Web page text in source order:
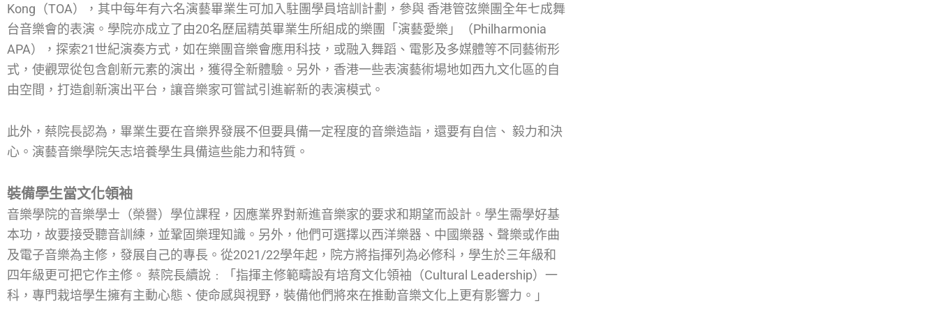
Kong（TOA），其中每年有六名演藝畢業生可加入駐團學員培訓計劃，參與 香港管弦樂團全年七成舞
台音樂會的表演。學院亦成立了由20名歷屆精英畢業生所組成的樂團「演藝愛樂」（Philharmonia
APA），探索21世紀演奏方式，如在樂團音樂會應用科技，或融入舞蹈、電影及多媒體等不同藝術形
式，使觀眾從包含創新元素的演出，獲得全新體驗。另外，香港一些表演藝術場地如西九文化區的自
由空間，打造創新演出平台，讓音樂家可嘗試引進嶄新的表演模式。
此外，蔡院長認為，畢業生要在音樂界發展不但要具備一定程度的音樂造詣，還要有自信、 毅力和決
心。演藝音樂學院矢志培養學生具備這些能力和特質。
裝備學生當文化領袖
音樂學院的音樂學士（榮譽）學位課程，因應業界對新進音樂家的要求和期望而設計。學生需學好基
本功，故要接受聽音訓練，並鞏固樂理知識。另外，他們可選擇以西洋樂器、中國樂器、聲樂或作曲
及電子音樂為主修，發展自己的專長。從2021/22學年起，院方將指揮列為必修科，學生於三年級和
四年級更可把它作主修。 蔡院長續說﹕「指揮主修範疇設有培育文化領袖（Cultural Leadership）一
科，專門栽培學生擁有主動心態、使命感與視野，裝備他們將來在推動音樂文化上更有影響力。」